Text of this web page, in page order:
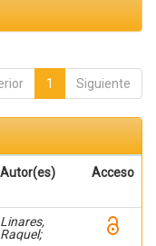
1 Siguiente
Autor(es) Acceso
Linares,
Raquel;